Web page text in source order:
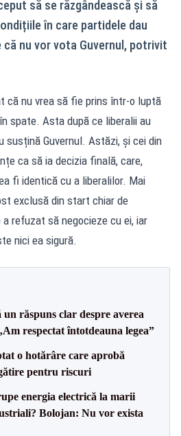
să se răzgândească și să
în care partidele dau
nu vor vota Guvernul, potrivit
că nu vrea să fie prins într-o luptă
spate. Asta după ce liberalii au
Guvernul. Astăzi, și cei din
ca să ia decizia finală, care,
fi identică cu a liberalilor. Mai
exclusă din start chiar de
refuzat să negocieze cu ei, iar
nici ea sigură.
răspuns clar despre averea
respectat întotdeauna legea”
o hotărâre care aprobă
pentru riscuri
energia electrică la marii
Bolojan: Nu vor exista